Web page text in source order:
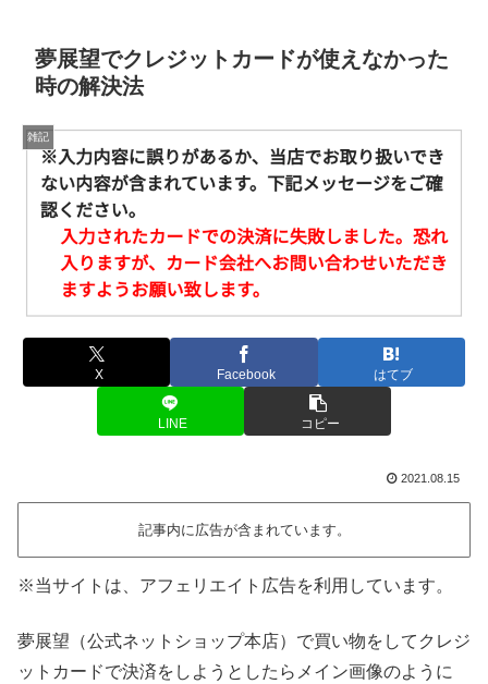
夢展望でクレジットカードが使えなかった
時の解決法
雑記
X Facebook はてブ
LINE コピー
2021.08.15
記事内に広告が含まれています。
※当サイトは、アフェリエイト広告を利用しています。
夢展望（公式ネットショップ本店）で買い物をしてクレジ
ットカードで決済をしようとしたらメイン画像のように